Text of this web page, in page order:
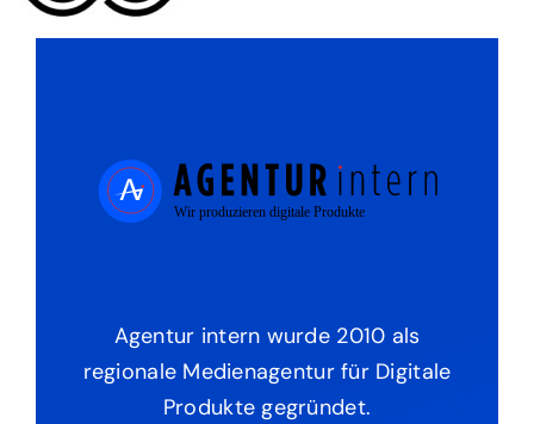
Agentur intern wurde 2010 als
regionale Medienagentur für Digitale
Produkte gegründet.